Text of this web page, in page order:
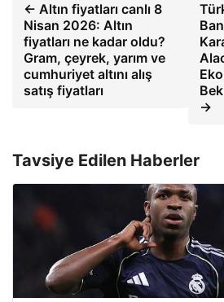
← Altın fiyatları canlı 8
Nisan 2026: Altın
fiyatları ne kadar oldu?
Gram, çeyrek, yarım ve
cumhuriyet altını alış
satış fiyatları
→
Tavsiye Edilen Haberler